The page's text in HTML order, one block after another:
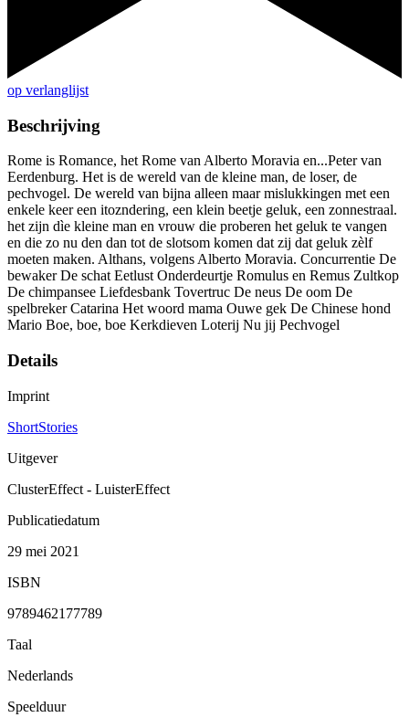
op verlanglijst
Beschrijving
Rome is Romance, het Rome van Alberto Moravia en...Peter van
Eerdenburg. Het is de wereld van de kleine man, de loser, de
pechvogel. De wereld van bijna alleen maar mislukkingen met een
enkele keer een itozndering, een klein beetje geluk, een zonnestraal.
het zijn dìe kleine man en vrouw die proberen het geluk te vangen
en die zo nu den dan tot de slotsom komen dat zij dat geluk zèlf
moeten maken. Althans, volgens Alberto Moravia. Concurrentie De
bewaker De schat Eetlust Onderdeurtje Romulus en Remus Zultkop
De chimpansee Liefdesbank Tovertruc De neus De oom De
spelbreker Catarina Het woord mama Ouwe gek De Chinese hond
Mario Boe, boe, boe Kerkdieven Loterij Nu jij Pechvogel
Details
Imprint
ShortStories
Uitgever
ClusterEffect - LuisterEffect
Publicatiedatum
29 mei 2021
ISBN
9789462177789
Taal
Nederlands
Speelduur